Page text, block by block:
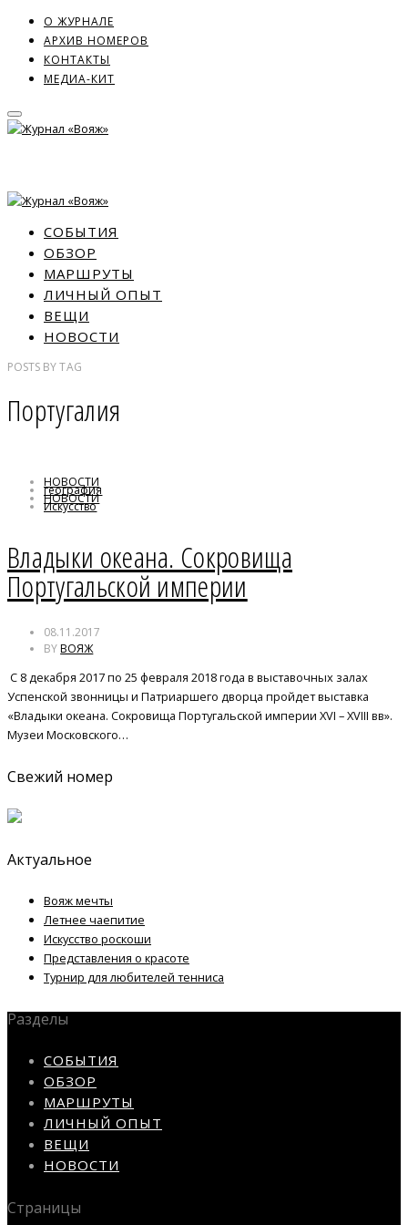
О ЖУРНАЛЕ
АРХИВ НОМЕРОВ
КОНТАКТЫ
МЕДИА-КИТ
СОБЫТИЯ
ОБЗОР
МАРШРУТЫ
ЛИЧНЫЙ ОПЫТ
ВЕЩИ
НОВОСТИ
POSTS BYTAG
Португалия
НОВОСТИ
НОВОСТИ
география
Искусство
Владыки океана. Сокровища
Португальской империи
08.11.2017
BYВОЯЖ
С 8 декабря 2017 по 25 февраля 2018 года в выставочных залах
Успенской звонницы и Патриаршего дворца пройдет выставка
«Владыки океана. Сокровища Португальской империи XVI – XVIII вв».
Музеи Московского…
Свежий номер
Актуальное
Вояж мечты
Летнее чаепитие
Искусство роскоши
Представления о красоте
Турнир для любителей тенниса
Разделы
СОБЫТИЯ
ОБЗОР
МАРШРУТЫ
ЛИЧНЫЙ ОПЫТ
ВЕЩИ
НОВОСТИ
Страницы